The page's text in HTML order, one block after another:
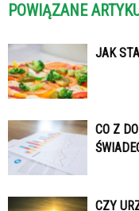
POWIĄZANE
JAK
CO Z
CZY